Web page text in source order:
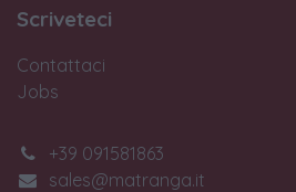
Scriveteci
Contattaci
Jobs
+39 091581863
sales@matranga.it